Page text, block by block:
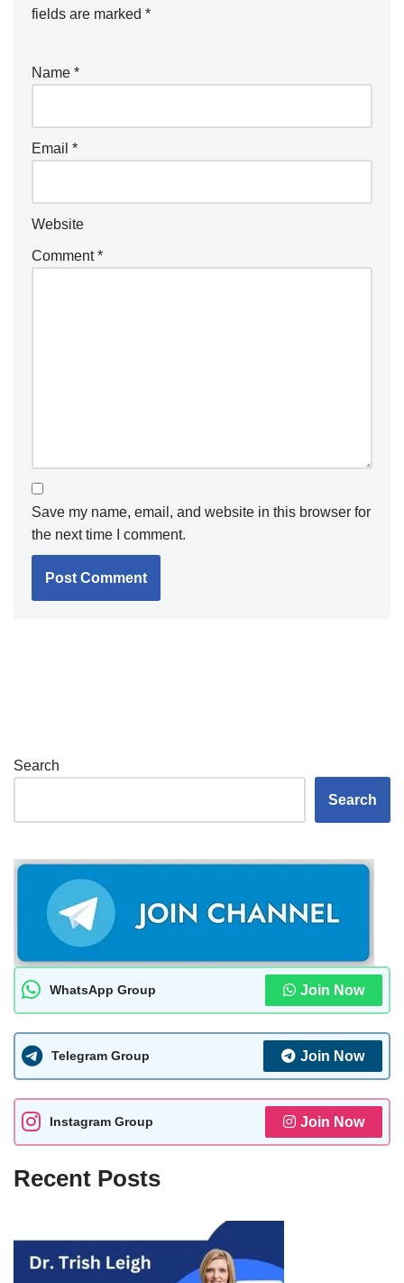
fields are marked *
Name *
Email *
Website
Comment*
Save my name, email, and website in this browser for
the next time I comment.
Search
Search
WhatsApp Group Join Now
Telegram Group Join Now
Instagram Group Join Now
Recent Posts